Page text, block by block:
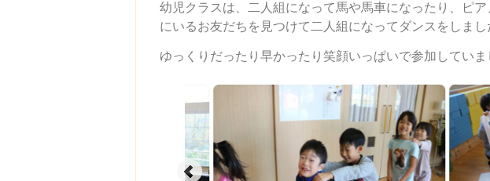
幼児クラスは、二人組になって馬や馬車になったり、ピ
にいるお友だちを見つけて二人組になってダンスをしまし
ゆっくりだったり早かったり笑顔いっぱいで参加してい